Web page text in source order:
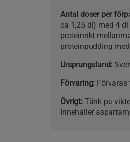
Antal doser per
ca 1,25 dl) med 4
proteinrikt
proteinpudding
Ursprungsland:
Förvaring:Förvaras
Övrigt:Tänk på
Innehåller